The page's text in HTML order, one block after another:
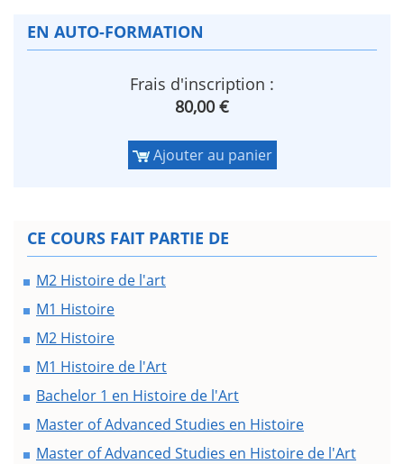
EN AUTO-FORMATION
Frais d'inscription :
80,00 €
Ajouter au panier
CE COURS FAIT PARTIE DE
M2 Histoire de l'art
M1 Histoire
M2 Histoire
M1 Histoire de l'Art
Bachelor 1 en Histoire de l'Art
Master of Advanced Studies en Histoire
Master of Advanced Studies en Histoire de l'Art